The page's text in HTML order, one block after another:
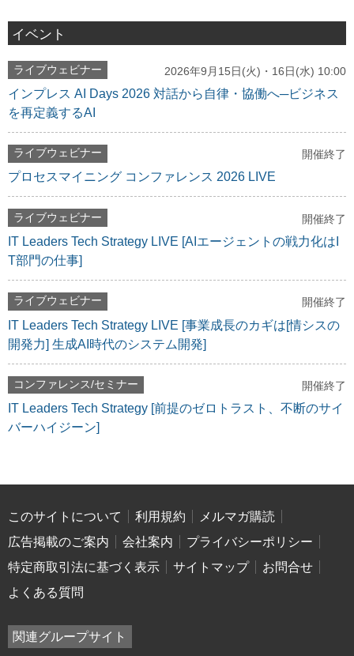
イベント
ライブウェビナー 2026年9月15日(火)・16日(水) 10:00
インプレス AI Days 2026 対話から自律・協働へ─ビジネス
を再定義するAI
ライブウェビナー 開催終了
プロセスマイニング コンファレンス 2026 LIVE
ライブウェビナー 開催終了
IT Leaders Tech Strategy LIVE [AIエージェントの戦力化はI
T部門の仕事]
ライブウェビナー 開催終了
IT Leaders Tech Strategy LIVE [事業成長のカギは[情シスの
開発力] 生成AI時代のシステム開発]
コンファレンス/セミナー 開催終了
IT Leaders Tech Strategy [前提のゼロトラスト、不断のサイ
バーハイジーン]
このサイトについて 利用規約
メルマガ購読
広告掲載のご案内
会社案内
プライバシーポリシー
特定商取引法に基づく表示
サイトマップ
お問合せ
よくある質問
関連グループサイト